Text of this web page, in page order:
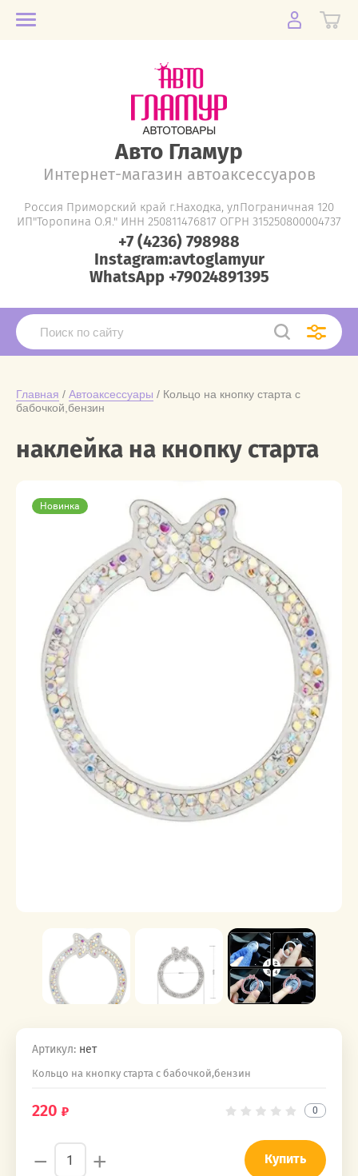
Авто Гламур
Интернет-магазин автоаксессуаров
Россия Приморский край г.Находка, улПограничная 120
ИП"Торопина О.Я." ИНН 250811476817 ОГРН 315250800004737
+7 (4236) 798988
Instagram:avtoglamyur
WhatsApp +79024891395
Главная / Автоаксессуары / Кольцо на кнопку старта с
бабочкой,бензин
наклейка на кнопку старта
Новинка
Артикул: нет
Кольцо на кнопку старта с бабочкой,бензин
220 0
− + Купить